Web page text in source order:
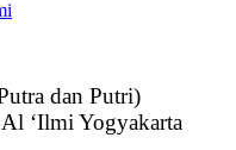
dan Putri)
‘Ilmi Yogyakarta